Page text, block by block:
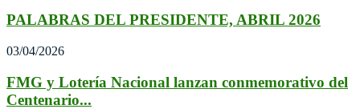
PALABRAS DEL PRESIDENTE, ABRIL 2026
03/04/2026
FMG y Lotería Nacional lanzan conmemorativo del
Centenario...